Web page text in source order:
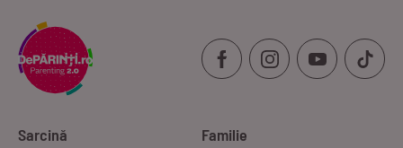
Sarcină Familie